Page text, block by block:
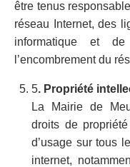
être tenus
réseau Internet, des
informatique et
l’encombrement du
5. Propriété
La Mairie de
droits de
d’usage sur tous
internet,